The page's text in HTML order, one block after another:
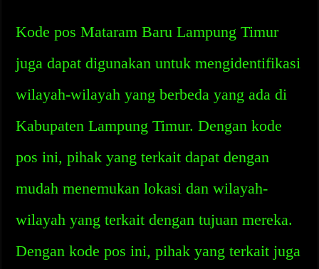
Kode pos Mataram Baru Lampung Timur
juga dapat digunakan untuk mengidentifikasi
wilayah-wilayah yang berbeda yang ada di
Kabupaten Lampung Timur. Dengan kode
pos ini, pihak yang terkait dapat dengan
mudah menemukan lokasi dan wilayah-
wilayah yang terkait dengan tujuan mereka.
Dengan kode pos ini, pihak yang terkait juga